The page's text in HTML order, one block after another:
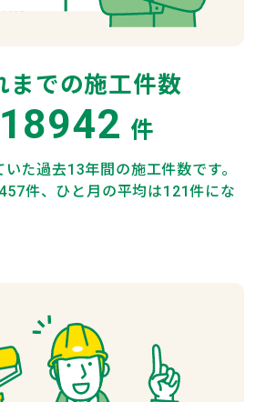
までの施工件数
18942 件
た過去13年間の施工件数です。
件、ひと月の平均は121件にな